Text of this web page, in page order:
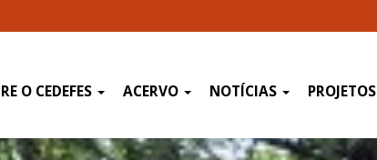
O CEDEFES ACERVO NOTÍCIAS PROJETOS